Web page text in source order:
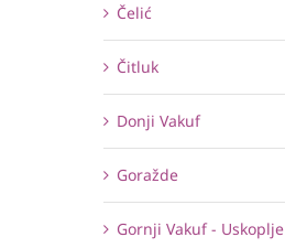
Čelić
Čitluk
Donji Vakuf
Goražde
Gornji Vakuf - Uskoplje